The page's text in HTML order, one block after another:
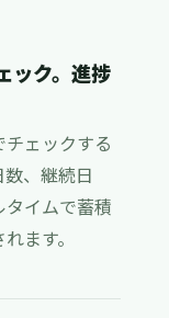
ック。進捗
ェックする
、継続日
イムで蓄積
ます。